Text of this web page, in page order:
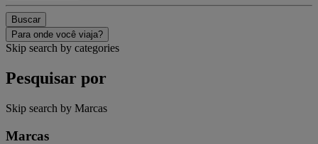
Buscar
Para onde você viaja?
Skip search by categories
Pesquisar por
Skip search by Marcas
Marcas